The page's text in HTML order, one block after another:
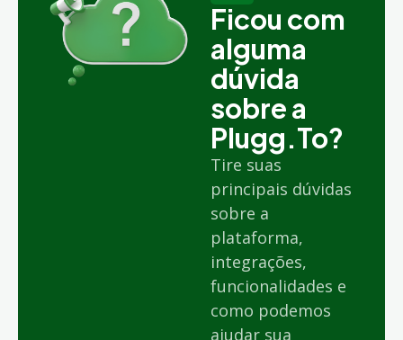
Ficou com
alguma
dúvida
sobre a
Plugg.To?
Tire suas
principais dúvidas
sobre a
plataforma,
integrações,
funcionalidades e
como podemos
ajudar sua